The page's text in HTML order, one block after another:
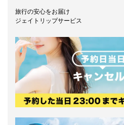
旅行の安心をお届け
ジェイトリップサービス